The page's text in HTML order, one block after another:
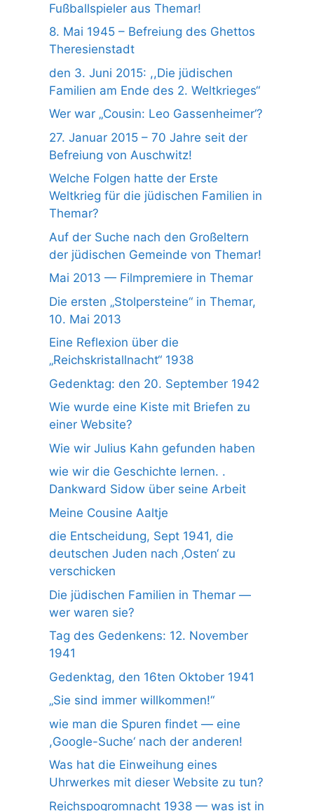
Fußballspieler aus Themar!
8. Mai 1945 – Befreiung des Ghettos
Theresienstadt
den 3. Juni 2015: ,,Die jüdischen
Familien am Ende des 2. Weltkrieges“
Wer war „Cousin: Leo Gassenheimer‘?
27. Januar 2015 – 70 Jahre seit der
Befreiung von Auschwitz!
Welche Folgen hatte der Erste
Weltkrieg für die jüdischen Familien in
Themar?
Auf der Suche nach den Großeltern
der jüdischen Gemeinde von Themar!
Mai 2013 — Filmpremiere in Themar
Die ersten „Stolpersteine“ in Themar,
10. Mai 2013
Eine Reflexion über die
„Reichskristallnacht“ 1938
Gedenktag: den 20. September 1942
Wie wurde eine Kiste mit Briefen zu
einer Website?
Wie wir Julius Kahn gefunden haben
wie wir die Geschichte lernen. .
Dankward Sidow über seine Arbeit
Meine Cousine Aaltje
die Entscheidung, Sept 1941, die
deutschen Juden nach ‚Osten‘ zu
verschicken
Die jüdischen Familien in Themar —
wer waren sie?
Tag des Gedenkens: 12. November
1941
Gedenktag, den 16ten Oktober 1941
„Sie sind immer willkommen!“
wie man die Spuren findet — eine
,Google-Suche‘ nach der anderen!
Was hat die Einweihung eines
Uhrwerkes mit dieser Website zu tun?
Reichspogromnacht 1938 — was ist in